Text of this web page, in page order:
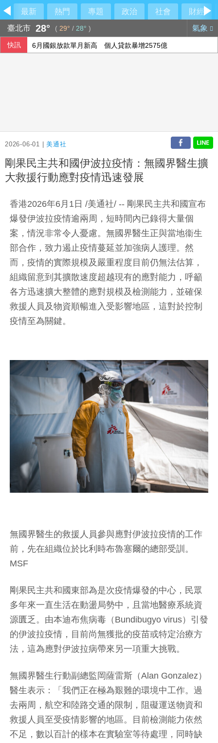
最新 熱門 專題 政治 社會
財經
臺北市 28° ( 29° / 28° ) 氣象
快訊 6月國銀放款單月新高 個人貸款暴增2575億
2026-06-01 |美通社
剛果民主共和國伊波拉疫情：無國界醫生擴
大救援行動應對疫情迅速發展
香港2026年6月1日 /美通社/ -- 剛果民主共和國宣布
爆發伊波拉疫情逾兩周，短時間內已錄得大量個
案，情況非常令人憂慮。無國界醫生正與當地衞生
部合作，致力遏止疫情蔓延並加強病人護理。然
而，疫情的實際規模及嚴重程度目前仍無法估算，
組織留意到其擴散速度超越現有的應對能力，呼籲
各方迅速擴大整體的應對規模及檢測能力，並確保
救援人員及物資順暢進入受影響地區，這對於控制
疫情至為關鍵。
無國界醫生的救援人員參與應對伊波拉疫情的工作
前，先在組織位於比利時布魯塞爾的總部受訓。
MSF
剛果民主共和國東部為是次疫情爆發的中心，民眾
多年來一直生活在動盪局勢中，且當地醫療系統資
源匱乏。由本迪布焦病毒（Bundibugyo virus）引發
的伊波拉疫情，目前尚無獲批的疫苗或特定治療方
法，這為應對伊波拉病帶來另一項重大挑戰。
無國界醫生行動副總監岡薩雷斯（Alan Gonzalez）
醫生表示：「我們正在極為艱難的環境中工作。過
去兩周，航空和陸路交通的限制，阻礙運送物資和
救援人員至受疫情影響的地區。目前檢測能力依然
不足，數以百計的樣本在實驗室等待處理，同時缺